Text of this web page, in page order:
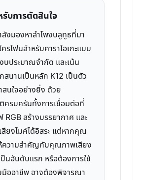
บการตัดสินใจ
งมองหาลำโพงบลูทูธที่มา
รโฟนสำหรับคาราโอเกะแบบ
บประมาณจำกัด และเน้น
สนานเป็นหลัก K12 เป็นตัว
สนใจอย่างยิ่ง ด้วย
รบครันทั้งการเชื่อมต่อที่
RGB สร้างบรรยากาศ และ
สียงไมค์ได้อิสระ แต่หากคุณ
ความสำคัญกับคุณภาพเสียง
ป็นอันดับแรก หรือต้องการใช้
มืออาชีพ อาจต้องพิจารณา